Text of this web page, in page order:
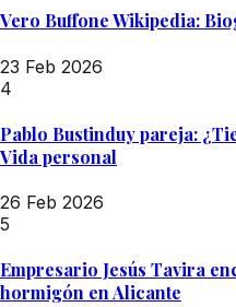
Vero Buffone Wikipedia:
23 Feb 2026
4
Pablo Bustinduy pareja:
Vida personal
26 Feb 2026
5
Empresario Jesús Tavira
hormigón en Alicante